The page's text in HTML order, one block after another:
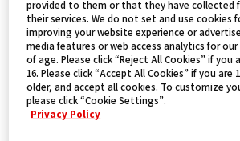
provided to them or that they have collected
their services. We do not set and use cookies
improving your website experience or
media features or web access analytics for our
of age. Please click “Reject All Cookies” if
16. Please click “Accept All Cookies” if you are
older, and accept all cookies. To customize
please click “Cookie Settings”.
Privacy Policy